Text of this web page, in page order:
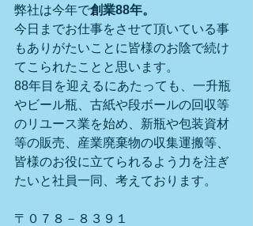
弊社は今年で創業88年。
今日までお仕事をさせて頂いている事
もありがたいことに皆様のお陰で続け
てこられたことと思います。
88年目を迎えるにあたっても、一升瓶
やビール瓶、古紙や段ボールの回収等
のリユース業を始め、新瓶や包装資材
等の販売、産業廃棄物の収集運搬等、
皆様のお役に立てられるよう力を注ぎ
たいと社員一同、考えております。
〒０７８－８３９１